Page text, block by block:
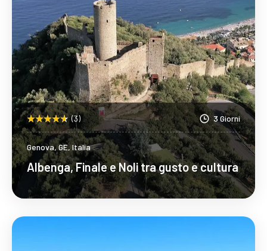
(3) 3 Giorni
Genova, GE, Italia
Albenga, Finale e Noli tra gusto e cultura